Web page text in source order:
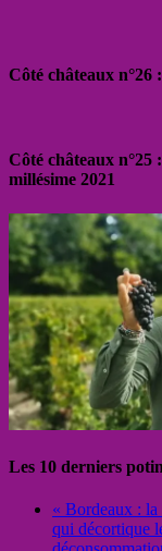
Côté châteaux n°26
Côté châteaux n°25
millésime 2021
Les 10 derniers
« Bordeaux :
qui décortique